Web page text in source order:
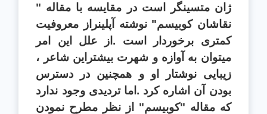
ژان متسينگر است در مقايسه با مقاله "
نقاشان کوبيسم" نوشته آپلينراز معروفيت
کمتری برخوردار است .از علل اين امر
ميتوان به آوازه و شهرت بيشتراين شاعر ،
زيبايی نوشتار او و همچنين در دسترس
بودن آن اشاره کرد .اما ترديدی وجود ندارد
که مقاله "کوبيسم" از نظر مطرح نمودن